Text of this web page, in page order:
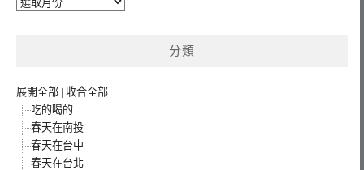
分類
展開全部 | 收合全部
吃的喝的
春天在南投
春天在台中
春天在台北